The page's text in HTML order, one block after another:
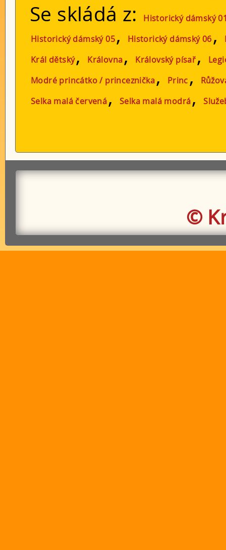
Se skládá z:
Historický dámský
Historický dámský 05, Historický dámský 06 ,
Král dětský, Královna, Královský písař,
Modré princátko / princeznička, Princ ,
Selka malá červená, Selka malá modrá,
©